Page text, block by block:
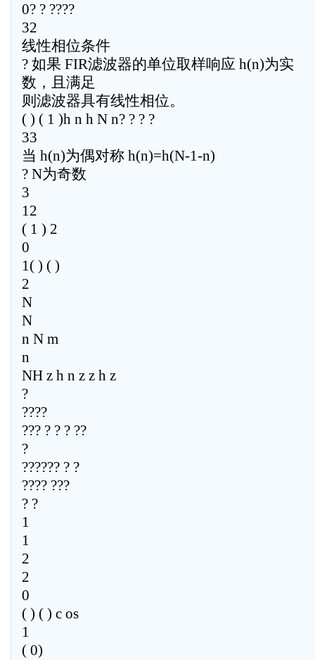
0? ? ????
32
线性相位条件
? 如果 FIR滤波器的单位取样响应 h(n)为实
数，且满足
则滤波器具有线性相位。
( ) ( 1 )h n h N n? ? ? ?
33
当 h(n)为偶对称 h(n)=h(N-1-n)
? N为奇数
3
12
( 1 ) 2
0
1( ) ( )
2
N
N
n N m
n
NH z h n z z h z
?
????
??? ? ? ? ??
?
?????? ? ?
???? ???
? ?
1
1
2
2
0
( ) ( ) c os
1
( 0)